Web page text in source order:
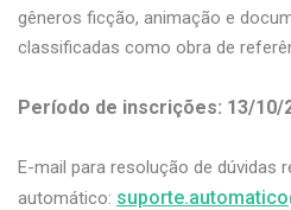
gêneros ficção, animação e
classificadas como obra de
Período de inscrições: 13/10/
E-mail para resolução de dúvidas
automático: